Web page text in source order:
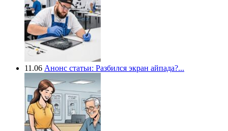
11.06 Анонс статьи: Разбился экран айпада?...